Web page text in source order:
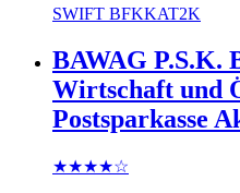
SWIFT BFKKAT2K
BAWAG P.S.K.
Wirtschaft und
Postsparkasse
★★★★☆